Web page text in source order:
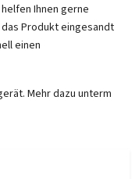
Ihnen gerne
Produkt eingesandt
einen
Mehr dazu unterm